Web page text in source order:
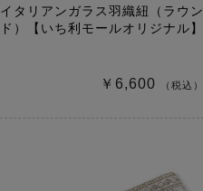
イタリアンガラス羽織紐（ラウン
ド）【いち利モールオリジナル】
￥6,600 （税込）